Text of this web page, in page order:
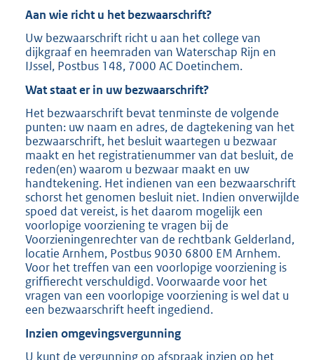
Aan wie richt u het bezwaarschrift?
Uw bezwaarschrift richt u aan het college van
dijkgraaf en heemraden van Waterschap Rijn en
IJssel, Postbus 148, 7000 AC Doetinchem.
Wat staat er in uw bezwaarschrift?
Het bezwaarschrift bevat tenminste de volgende
punten: uw naam en adres, de dagtekening van het
bezwaarschrift, het besluit waartegen u bezwaar
maakt en het registratienummer van dat besluit, de
reden(en) waarom u bezwaar maakt en uw
handtekening. Het indienen van een bezwaarschrift
schorst het genomen besluit niet. Indien onverwijlde
spoed dat vereist, is het daarom mogelijk een
voorlopige voorziening te vragen bij de
Voorzieningenrechter van de rechtbank Gelderland,
locatie Arnhem, Postbus 9030 6800 EM Arnhem.
Voor het treffen van een voorlopige voorziening is
griffierecht verschuldigd. Voorwaarde voor het
vragen van een voorlopige voorziening is wel dat u
een bezwaarschrift heeft ingediend.
Inzien omgevingsvergunning
U kunt de vergunning op afspraak inzien op het